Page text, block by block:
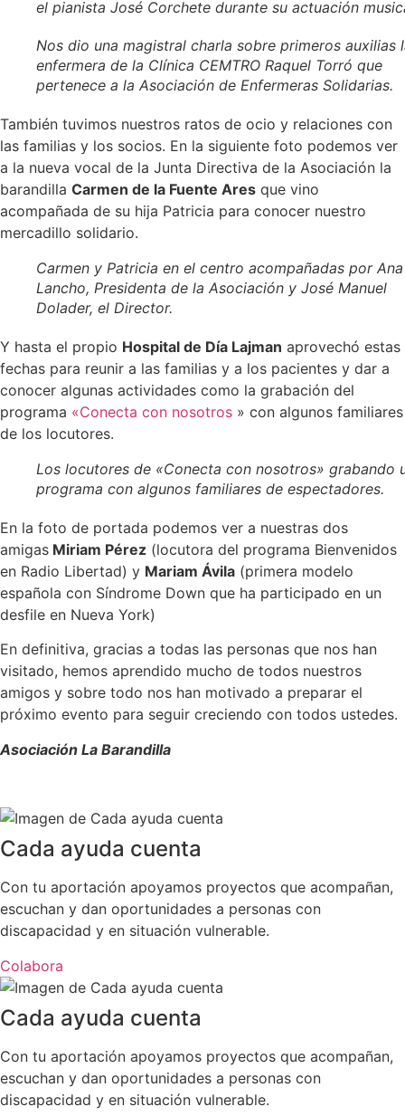
el pianista José Corchete durante su actuación
Nos dio una magistral charla sobre primeros auxilias
enfermera de la Clínica CEMTRO Raquel Torró que
pertenece a la Asociación de Enfermeras Solidarias.
También tuvimos nuestros ratos de ocio y relaciones con
las familias y los socios. En la siguiente foto podemos ver
a la nueva vocal de la Junta Directiva de la Asociación la
barandilla Carmen de la Fuente Ares que vino
acompañada de su hija Patricia para conocer nuestro
mercadillo solidario.
Carmen y Patricia en el centro acompañadas por Ana
Lancho, Presidenta de la Asociación y José Manuel
Dolader, el Director.
Y hasta el propio Hospital de Día Lajman aprovechó estas
fechas para reunir a las familias y a los pacientes y dar a
conocer algunas actividades como la grabación del
programa «Conecta con nosotros » con algunos familiares
de los locutores.
Los locutores de «Conecta con nosotros» grabando
programa con algunos familiares de espectadores.
En la foto de portada podemos ver a nuestras dos
amigas Miriam Pérez (locutora del programa Bienvenidos
en Radio Libertad) y Mariam Ávila (primera modelo
española con Síndrome Down que ha participado en un
desfile en Nueva York)
En definitiva, gracias a todas las personas que nos han
visitado, hemos aprendido mucho de todos nuestros
amigos y sobre todo nos han motivado a preparar el
próximo evento para seguir creciendo con todos ustedes.
Asociación La Barandilla
Cada ayuda cuenta
Con tu aportación apoyamos proyectos que acompañan,
escuchan y dan oportunidades a personas con
discapacidad y en situación vulnerable.
Colabora
Cada ayuda cuenta
Con tu aportación apoyamos proyectos que acompañan,
escuchan y dan oportunidades a personas con
discapacidad y en situación vulnerable.